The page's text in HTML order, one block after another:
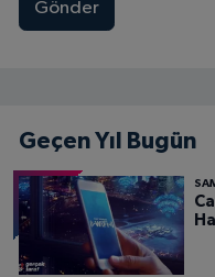
Gönder
Geçen Yıl Bugün